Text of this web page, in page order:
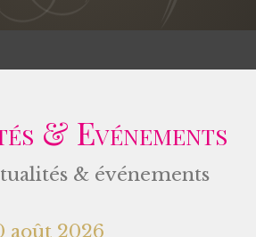
& Evénements
& événements
août 2026